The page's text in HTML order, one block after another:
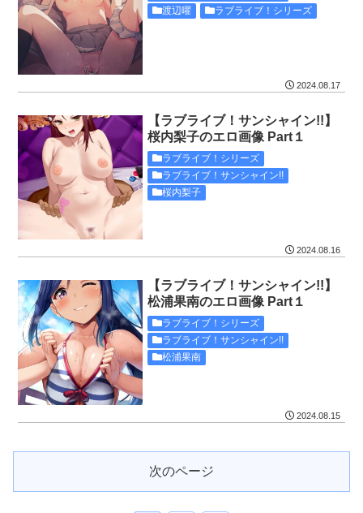
渡辺曜
ラブライブ！シリーズ
2024.08.17
【ラブライブ！サンシャイン!!】
桜内梨子のエロ画像 Part１
ラブライブ！シリーズ
ラブライブ！サンシャイン!!
桜内梨子
2024.08.16
【ラブライブ！サンシャイン!!】
松浦果南のエロ画像 Part１
ラブライブ！シリーズ
ラブライブ！サンシャイン!!
松浦果南
2024.08.15
次のページ